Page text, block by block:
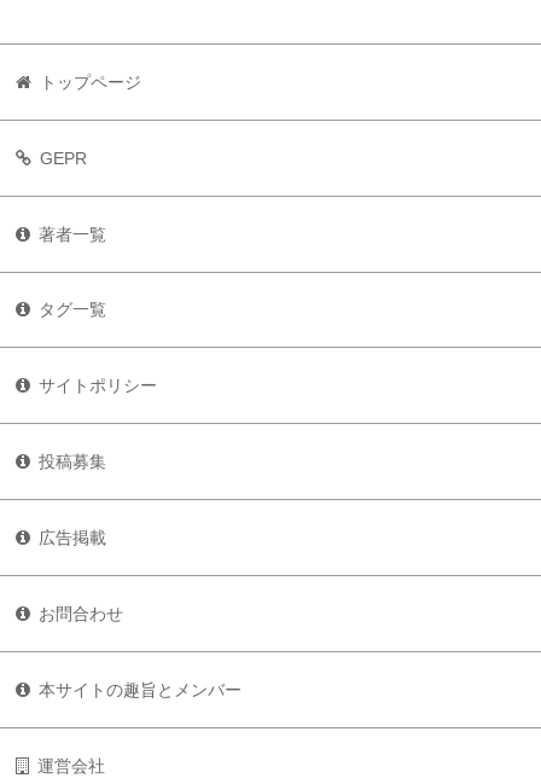
トップページ
GEPR
著者一覧
タグ一覧
サイトポリシー
投稿募集
広告掲載
お問合わせ
本サイトの趣旨とメンバー
運営会社